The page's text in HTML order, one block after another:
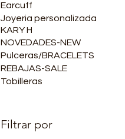
Earcuff
Joyeria personalizada
KARY H
NOVEDADES-NEW
Pulceras/BRACELETS
REBAJAS-SALE
Tobilleras
Filtrar por